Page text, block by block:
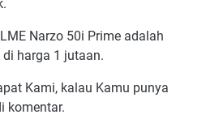
Narzo 50i Prime adalah
harga 1 jutaan.
Kami, kalau Kamu punya
komentar.